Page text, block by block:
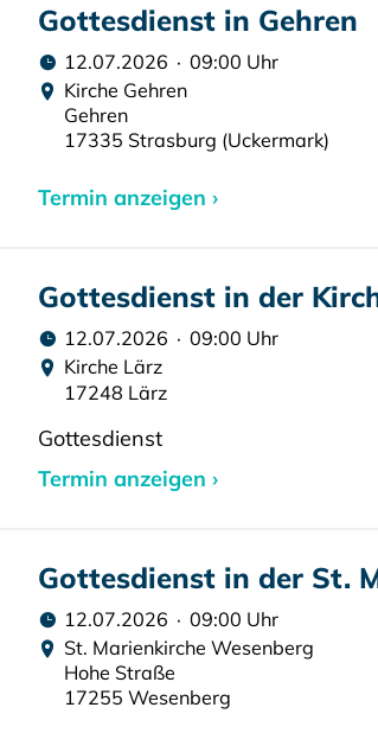
Gottesdienst in Gehren
12.07.2026 · 09:00 Uhr
Kirche Gehren
Gehren
17335 Strasburg (Uckermark)
Termin anzeigen ›
Gottesdienst in der
12.07.2026 · 09:00 Uhr
Kirche Lärz
17248 Lärz
Gottesdienst
Termin anzeigen ›
Gottesdienst in der St.
12.07.2026 · 09:00 Uhr
St. Marienkirche Wesenberg
Hohe Straße
17255 Wesenberg